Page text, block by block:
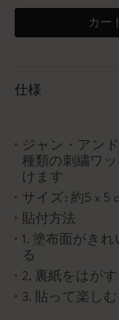
カー
仕様
ジャン・アン
種類の刺繍ワ
けます
サイズ: 約5 x 5
貼付方法
1. 塗布面がき
る
2. 裏紙をはがす
3. 貼って楽しむ